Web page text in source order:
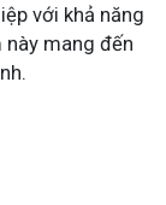
với khả năng
này mang đến